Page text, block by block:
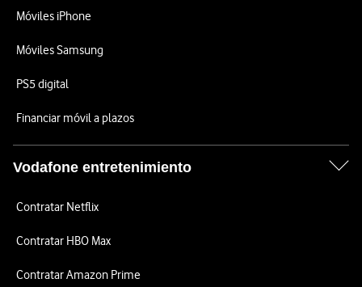
Móviles iPhone
Móviles Samsung
PS5 digital
Financiar móvil a plazos
Vodafone entretenimiento
Contratar Netflix
Contratar HBO Max
Contratar Amazon Prime